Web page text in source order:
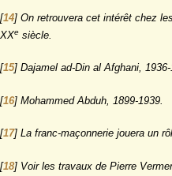
[14] On retrouvera cet intérêt chez
XXe siècle.
[15] Dajamel ad-Din al Afghani, 1936-
[16] Mohammed Abduh, 1899-1939.
[17] La franc-maçonnerie jouera un
[18] Voir les travaux de Pierre